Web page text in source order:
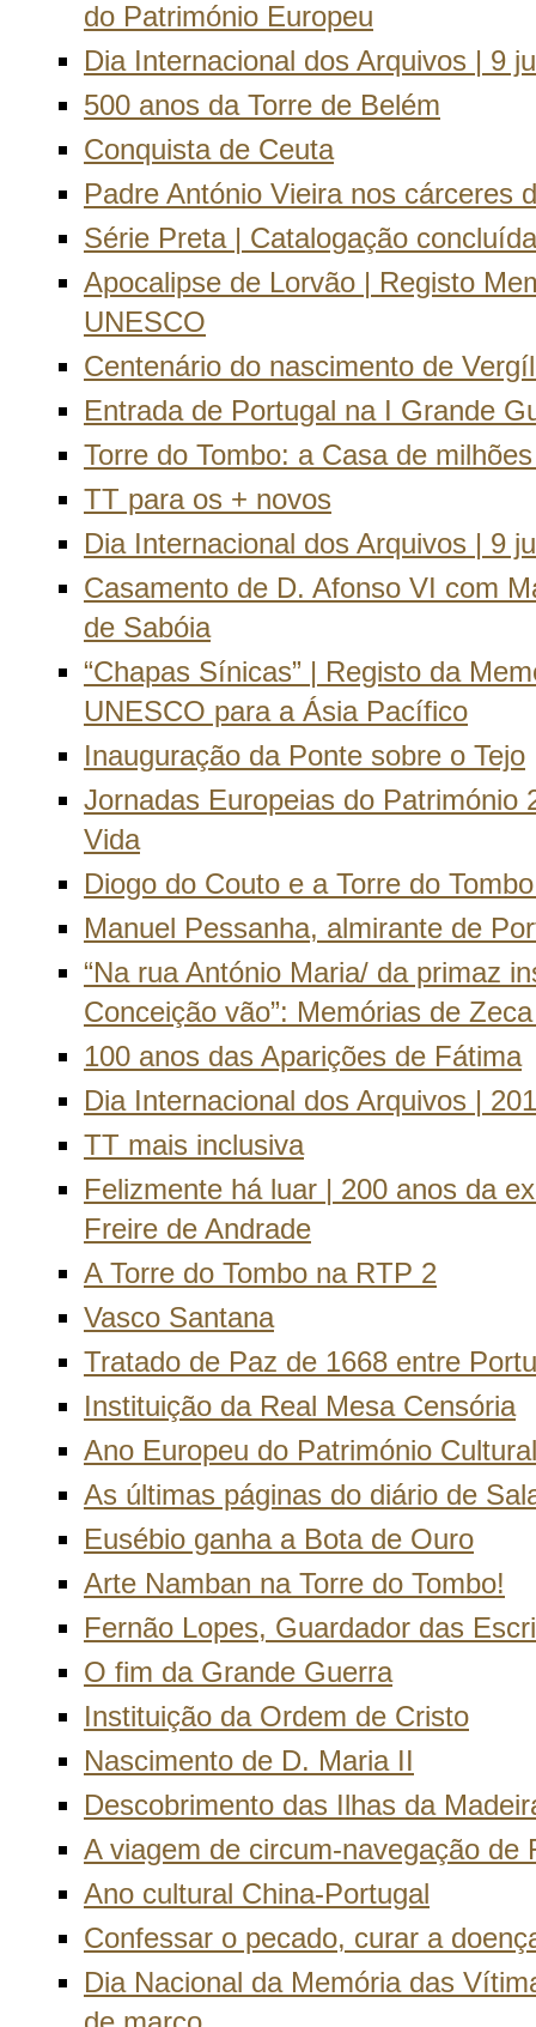
do Património Europeu
Dia Internacional dos Arquivos | 9
500 anos da Torre de Belém
Conquista de Ceuta
Padre António Vieira nos cárceres
Série Preta | Catalogação concluída
Apocalipse de Lorvão | Registo
UNESCO
Centenário do nascimento de
Entrada de Portugal na I Grande
Torre do Tombo: a Casa de
TT para os + novos
Dia Internacional dos Arquivos | 9
Casamento de D. Afonso VI com
de Sabóia
“Chapas Sínicas” | Registo da
UNESCO para a Ásia Pacífico
Inauguração da Ponte sobre o Tejo
Jornadas Europeias do Património
Vida
Diogo do Couto e a Torre do
Manuel Pessanha, almirante de
“Na rua António Maria/ da primaz
Conceição vão”: Memórias de
100 anos das Aparições de Fátima
Dia Internacional dos Arquivos |
TT mais inclusiva
Felizmente há luar | 200 anos da
Freire de Andrade
A Torre do Tombo na RTP 2
Vasco Santana
Tratado de Paz de 1668 entre
Instituição da Real Mesa Censória
Ano Europeu do Património
As últimas páginas do diário de
Eusébio ganha a Bota de Ouro
Arte Namban na Torre do Tombo!
Fernão Lopes, Guardador das
O fim da Grande Guerra
Instituição da Ordem de Cristo
Nascimento de D. Maria II
Descobrimento das Ilhas da
A viagem de circum-navegação de
Ano cultural China-Portugal
Confessar o pecado, curar a
Dia Nacional da Memória das